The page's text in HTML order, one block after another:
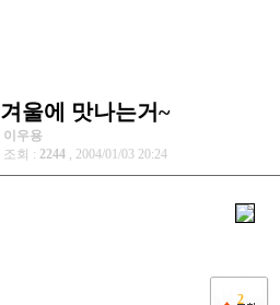
겨울에 맛나는거~
이우용
조회 : 2244 , 2004/01/03 20:24
2